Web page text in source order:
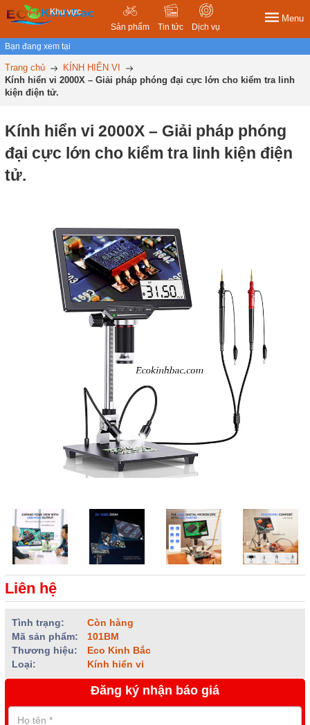
Khu vực
Sản phẩm
Tin tức Dịch vụ
Menu
Bạn đang xem tại
Trang chủ
KÍNH HIỂN VI
Kính hiển vi 2000X – Giải pháp phóng đại cực lớn cho kiểm tra linh
kiện điện tử.
Kính hiển vi 2000X – Giải pháp phóng
đại cực lớn cho kiểm tra linh kiện điện
tử.
Liên hệ
Tình trạng:
Còn hàng
Mã sản phẩm:
101BM
Thương hiệu:
Eco Kinh Bắc
Loại:
Kính hiển vi
Đăng ký nhận báo giá